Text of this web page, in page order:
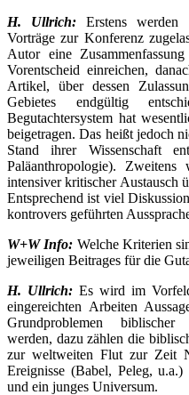
H. Ullrich: Erstens werden
Vorträge zur Konferenz
Autor eine
Vorentscheid einreichen,
Artikel, über dessen
Gebietes endgültig
Begutachtersystem hat
beigetragen. Das heißt jedoch
Stand ihrer Wissenschaft
Paläanthropologie).
intensiver kritischer Austausch
Entsprechend ist viel
kontrovers geführten
W+W Info: Welche Kriterien
jeweiligen Beitrages für die
H. Ullrich: Es wird im
eingereichten Arbeiten
Grundproblemen biblischer
werden, dazu zählen die
zur weltweiten Flut zur Zeit
Ereignisse (Babel, Peleg,
und ein junges Universum.